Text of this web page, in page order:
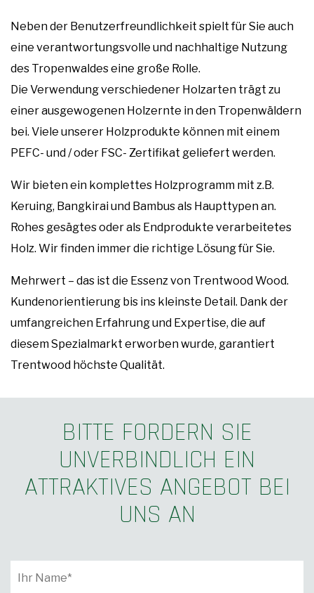
Neben der Benutzerfreundlichkeit spielt für Sie auch
eine verantwortungsvolle und nachhaltige Nutzung
des Tropenwaldes eine große Rolle.
Die Verwendung verschiedener Holzarten trägt zu
einer ausgewogenen Holzernte in den Tropenwäldern
bei. Viele unserer Holzprodukte können mit einem
PEFC- und / oder FSC- Zertifikat geliefert werden.
Wir bieten ein komplettes Holzprogramm mit z.B.
Keruing, Bangkirai und Bambus als Haupttypen an.
Rohes gesägtes oder als Endprodukte verarbeitetes
Holz. Wir finden immer die richtige Lösung für Sie.
Mehrwert – das ist die Essenz von Trentwood Wood.
Kundenorientierung bis ins kleinste Detail. Dank der
umfangreichen Erfahrung und Expertise, die auf
diesem Spezialmarkt erworben wurde, garantiert
Trentwood höchste Qualität.
BITTE FORDERN SIE
UNVERBINDLICH EIN
ATTRAKTIVES ANGEBOT BEI
UNS AN